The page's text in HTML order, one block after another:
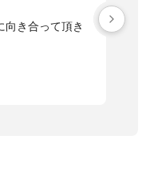
向き合って頂き